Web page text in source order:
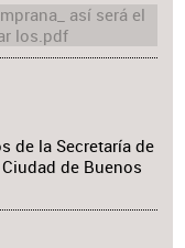
de la Secretaría de
de Buenos